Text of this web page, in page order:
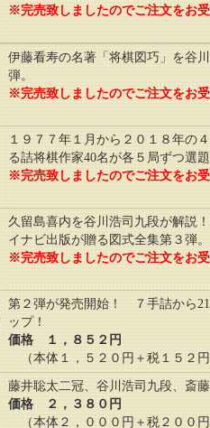
※完売致しましたのでご注文をお
伊藤看寿の名著「将棋図巧」を谷
弾。
※完売致しましたのでご注文をお
１９７７年１月から２０１８年の
る詰将棋作家40名が各５局ずつ選
※完売致しましたのでご注文をお
久留島喜内を谷川浩司九段が解説
イナビ出版が贈る図式全集第３弾。
※完売致しましたのでご注文をお
第２弾が発売開始！ ７手詰から
ップ！
価格 １，８５２円
（本体１，５２０円＋税１５２円
藤井聡太二冠、谷川浩司九段、斎
価格 ２，３８０円
（本体２，０００円＋税２００円